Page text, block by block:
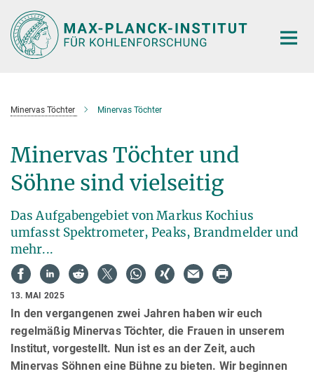
Hauptinhalt
Minervas Töchter Minervas Töchter
Minervas Töchter und
Söhne sind vielseitig
Das Aufgabengebiet von Markus Kochius
umfasst Spektrometer, Peaks, Brandmelder und
mehr...
13. MAI 2025
In den vergangenen zwei Jahren haben wir euch
regelmäßig Minervas Töchter, die Frauen in unserem
Institut, vorgestellt. Nun ist es an der Zeit, auch
Minervas Söhnen eine Bühne zu bieten. Wir beginnen